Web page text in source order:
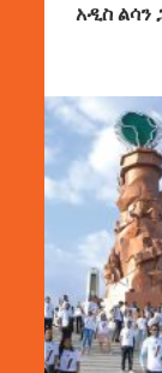
አዲስ ልሳን